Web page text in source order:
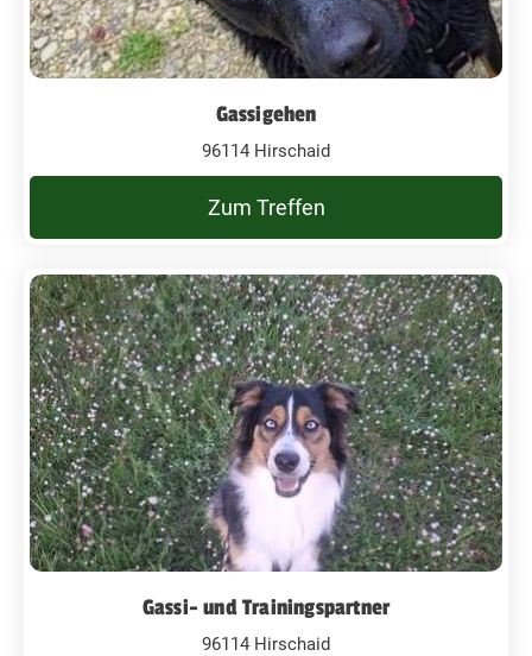
Gassigehen
96114 Hirschaid
Zum Treffen
Gassi- und Trainingspartner
96114 Hirschaid